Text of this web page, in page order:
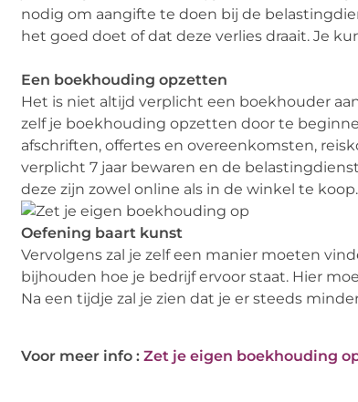
nodig om aangifte te doen bij de
het goed doet of dat deze verlies draait. Je
Een boekhouding opzetten
Het is niet altijd verplicht een boekhouder
zelf je boekhouding opzetten door te
afschriften, offertes en overeenkomsten,
verplicht 7 jaar bewaren en de
deze zijn zowel online als in de winkel te koop.
Oefening baart kunst
Vervolgens zal je zelf een manier moeten
bijhouden hoe je bedrijf ervoor staat. Hier
Na een tijdje zal je zien dat je er steeds
Voor meer info : Zet je eigen boekhouding